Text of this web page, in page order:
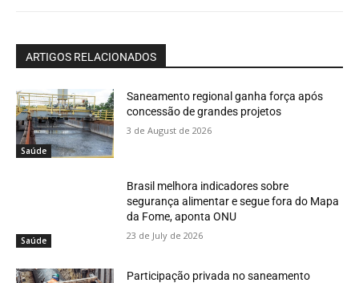
ARTIGOS RELACIONADOS
Saúde
Saneamento regional ganha força após
concessão de grandes projetos
3 de August de 2026
Saúde
Brasil melhora indicadores sobre
segurança alimentar e segue fora do Mapa
da Fome, aponta ONU
23 de July de 2026
Participação privada no saneamento